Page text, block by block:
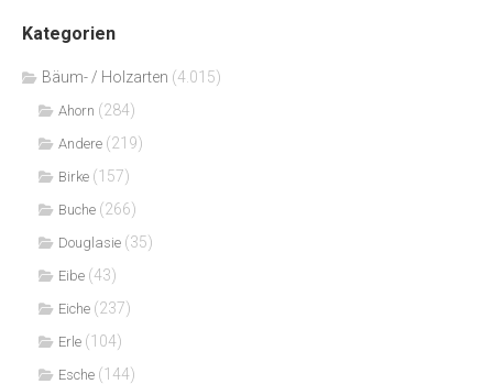
Kategorien
Bäum- / Holzarten (4.015)
Ahorn (284)
Andere (219)
Birke (157)
Buche (266)
Douglasie (35)
Eibe (43)
Eiche (237)
Erle (104)
Esche (144)